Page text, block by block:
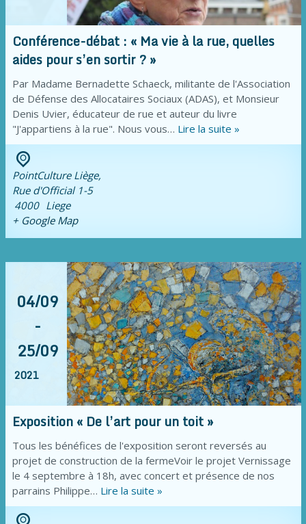
Conférence-débat : « Ma vie à la rue, quelles
aides pour s’en sortir ? »
Par Madame Bernadette Schaeck, militante de l'Association
de Défense des Allocataires Sociaux (ADAS), et Monsieur
Denis Uvier, éducateur de rue et auteur du livre
"J'appartiens à la rue". Nous vous… Lire la suite »
PointCulture Liège,
Rue d'Official 1-5
4000 Liege
+ Google Map
04/09
-
25/09
2021
Exposition « De l’art pour un toit »
Tous les bénéfices de l'exposition seront reversés au
projet de construction de la fermeVoir le projet Vernissage
le 4 septembre à 18h, avec concert et présence de nos
parrains Philippe… Lire la suite »